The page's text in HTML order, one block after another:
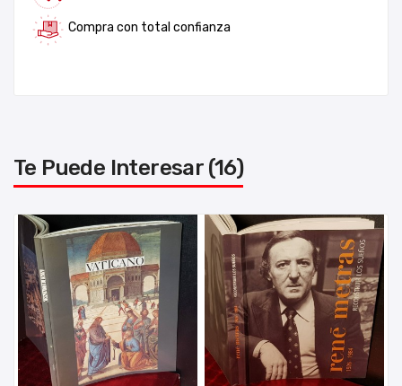
Compra con total confianza
Te Puede Interesar (16)